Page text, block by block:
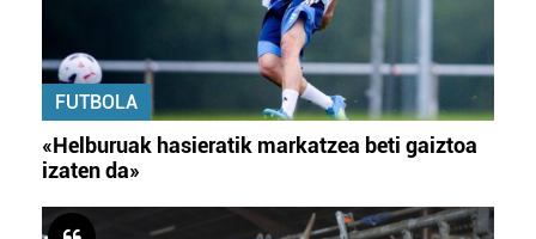
FUTBOLA
«Helburuak hasieratik markatzea beti gaiztoa
izaten da»